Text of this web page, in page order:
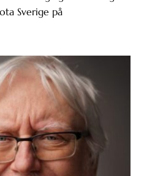
Sverige på